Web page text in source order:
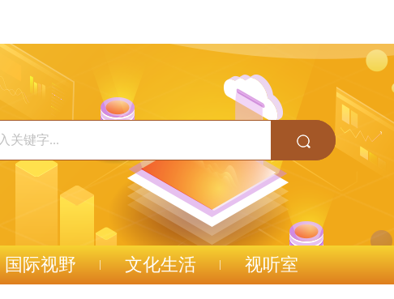
国际视野 文化生活 视听室